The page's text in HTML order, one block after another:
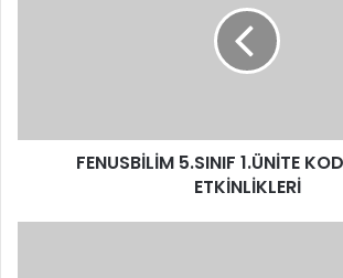
FENUSBİLİM 5.SINIF 1.ÜNİTE
ETKİNLİKLERİ